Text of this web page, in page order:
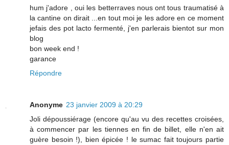
hum j'adore , oui les betterraves nous ont tous traumatisé à
la cantine on dirait ...en tout moi je les adore en ce moment
jefais des pot lacto fermenté, j'en parlerais bientot sur mon
blog
bon week end !
garance
Répondre
Anonyme 23 janvier 2009 à 20:29
Joli dépoussiérage (encore qu'au vu des recettes croisées,
à commencer par les tiennes en fin de billet, elle n'en ait
guère besoin !), bien épicée ! le sumac fait toujours partie